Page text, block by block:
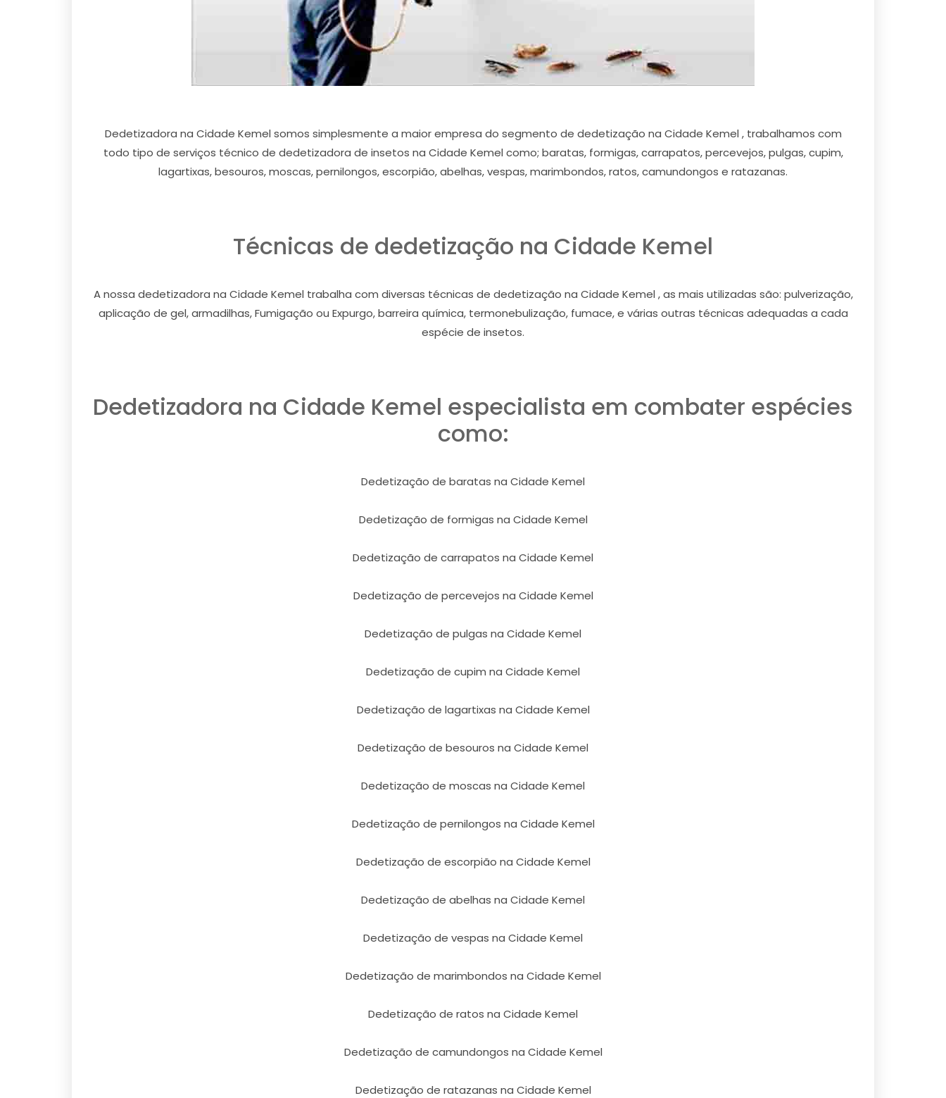
Dedetizadora na Cidade Kemel somos simplesmente a maior empresa do segmento de dedetização na Cidade Kemel , trabalhamos com
todo tipo de serviços técnico de dedetizadora de insetos na Cidade Kemel como; baratas, formigas, carrapatos, percevejos, pulgas, cupim,
lagartixas, besouros, moscas, pernilongos, escorpião, abelhas, vespas, marimbondos, ratos, camundongos e ratazanas.
Técnicas de dedetização na Cidade Kemel
A nossa dedetizadora na Cidade Kemel trabalha com diversas técnicas de dedetização na Cidade Kemel , as mais utilizadas são: pulverização,
aplicação de gel, armadilhas, Fumigação ou Expurgo, barreira química, termonebulização, fumace, e várias outras técnicas adequadas a cada
espécie de insetos.
Dedetizadora na Cidade Kemel especialista em combater espécies
como:
Dedetização de baratas na Cidade Kemel
Dedetização de formigas na Cidade Kemel
Dedetização de carrapatos na Cidade Kemel
Dedetização de percevejos na Cidade Kemel
Dedetização de pulgas na Cidade Kemel
Dedetização de cupim na Cidade Kemel
Dedetização de lagartixas na Cidade Kemel
Dedetização de besouros na Cidade Kemel
Dedetização de moscas na Cidade Kemel
Dedetização de pernilongos na Cidade Kemel
Dedetização de escorpião na Cidade Kemel
Dedetização de abelhas na Cidade Kemel
Dedetização de vespas na Cidade Kemel
Dedetização de marimbondos na Cidade Kemel
Dedetização de ratos na Cidade Kemel
Dedetização de camundongos na Cidade Kemel
Dedetização de ratazanas na Cidade Kemel